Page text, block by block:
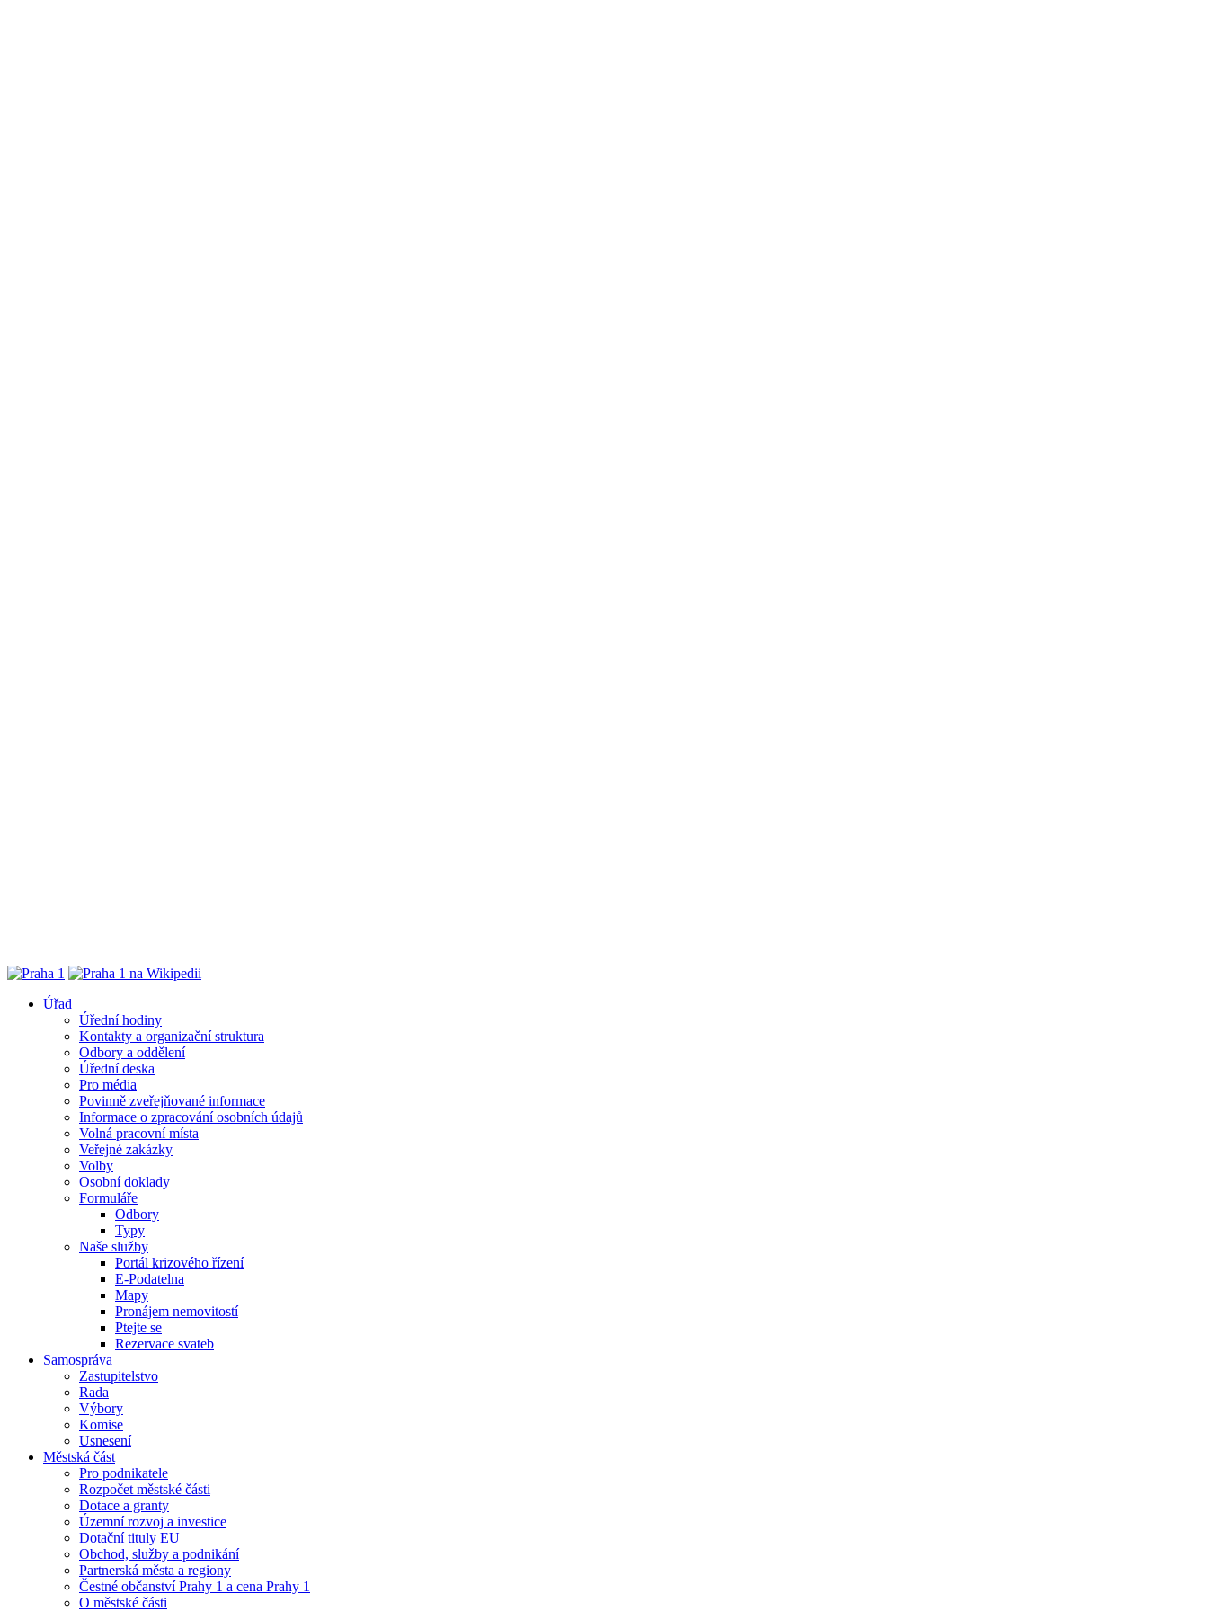
Úřad
Úřední hodiny
Kontakty a organizační struktura
Odbory a oddělení
Úřední deska
Pro média
Povinně zveřejňované informace
Informace o zpracování osobních údajů
Volná pracovní místa
Veřejné zakázky
Volby
Osobní doklady
Formuláře
Odbory
Typy
Naše služby
Portál krizového řízení
E-Podatelna
Mapy
Pronájem nemovitostí
Ptejte se
Rezervace svateb
Samospráva
Zastupitelstvo
Rada
Výbory
Komise
Usnesení
Městská část
Pro podnikatele
Rozpočet městské části
Dotace a granty
Územní rozvoj a investice
Dotační tituly EU
Obchod, služby a podnikání
Partnerská města a regiony
Čestné občanství Prahy 1 a cena Prahy 1
O městské části